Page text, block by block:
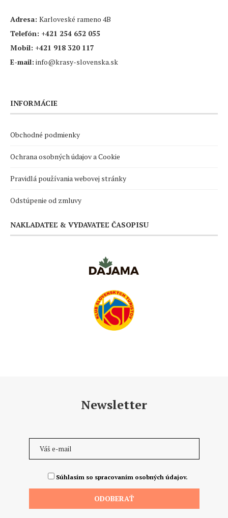
Adresa: Karloveské rameno 4B
Telefón: +421 254 652 055
Mobil: +421 918 320 117
E-mail: info@krasy-slovenska.sk
INFORMÁCIE
Obchodné podmienky
Ochrana osobných údajov a Cookie
Pravidlá používania webovej stránky
Odstúpenie od zmluvy
NAKLADATEĽ & VYDAVATEĽ ČASOPISU
Newsletter
Súhlasím so spracovaním osobných údajov.